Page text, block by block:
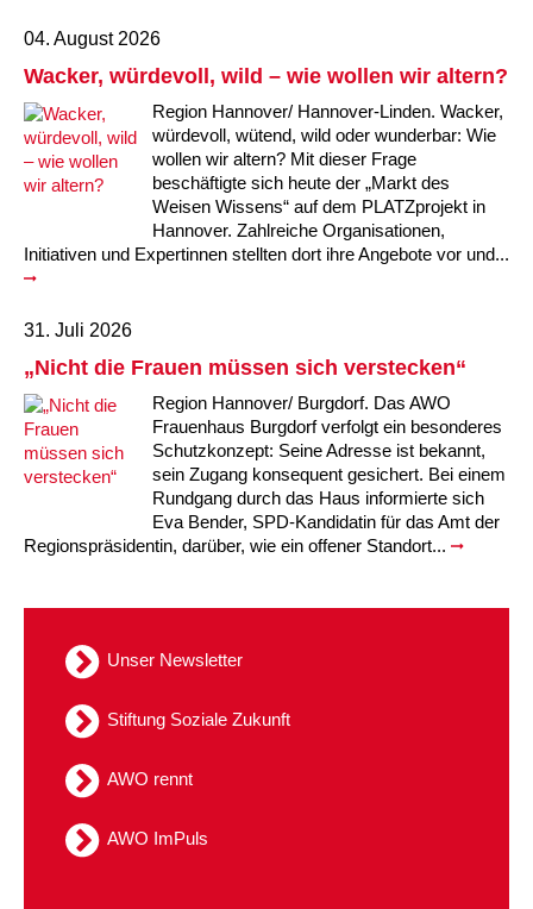
04. August 2026
Wacker, würdevoll, wild – wie wollen wir altern?
Region Hannover/ Hannover-Linden. Wacker,
würdevoll, wütend, wild oder wunderbar: Wie
wollen wir altern? Mit dieser Frage
beschäftigte sich heute der „Markt des
Weisen Wissens“ auf dem PLATZprojekt in
Hannover. Zahlreiche Organisationen,
Initiativen und Expertinnen stellten dort ihre Angebote vor und...
31. Juli 2026
„Nicht die Frauen müssen sich verstecken“
Region Hannover/ Burgdorf. Das AWO
Frauenhaus Burgdorf verfolgt ein besonderes
Schutzkonzept: Seine Adresse ist bekannt,
sein Zugang konsequent gesichert. Bei einem
Rundgang durch das Haus informierte sich
Eva Bender, SPD-Kandidatin für das Amt der
Regionspräsidentin, darüber, wie ein offener Standort...
Unser Newsletter
Stiftung Soziale Zukunft
AWO rennt
AWO ImPuls